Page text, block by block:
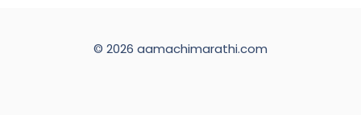
© 2026 aamachimarathi.com